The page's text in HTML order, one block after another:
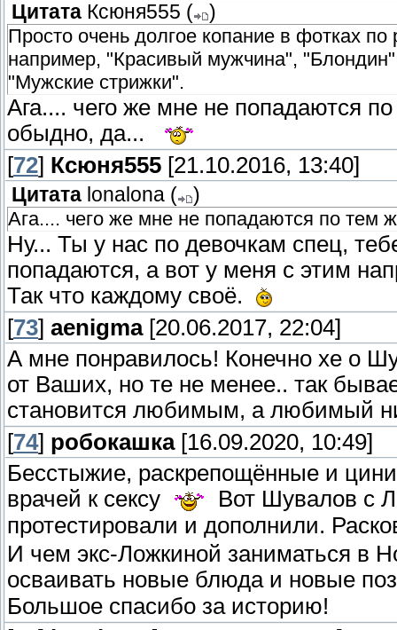
Цитата Ксюня555 (
)
Просто очень долгое копание в фотках
например, "Красивый мужчина",
"Мужские стрижки".
Ага.... чего же мне не попадаются
обыдно, да...
[72] Ксюня555 [21.10.2016, 13:40]
Цитата lonalona (
)
Ага.... чего же мне не попадаются по тем
Ну... Ты у нас по девочкам спец,
попадаются, а вот у меня с этим
Так что каждому своё.
[73] aenigma[20.06.2017, 22:04]
А мне понравилось! Конечно хе о
от Ваших, но те не менее.. так
становится любимым, а любимый
[74] робокашка[16.09.2020, 10:49]
Бесстыжие, раскрепощённые и
врачей к сексу
Вот Шувалов с
протестировали и дополнили.
И чем экс-Ложкиной заниматься в
осваивать новые блюда и новые
Большое спасибо за историю!